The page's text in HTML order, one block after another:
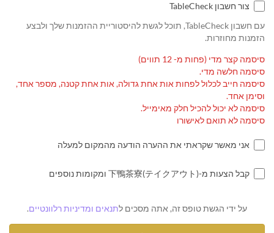
צור חשבון TableCheck
עם חשבון TableCheck, תוכל לגשת להיסטוריית ההזמנות שלך ולבצע
הזמנות מחוזרות.
סיסמה קצר מדי (פחות מ- 12 תווים)
סיסמה חלשה מדי.
סיסמה חייב לכלול לפחות אות אחת גדולה, אות אחת קטנה, מספר אחד,
וסימן אחד.
סיסמה לא יכול להכיל חלק מאימייל.
סיסמה לא תואם לאישורו
אני מאשר שקראתי את ההערה הודעה מהמקום למעלה
קבל הצעות מ-下鴨茶寮(テイクアウト) ומקומות נוספים
על ידי הגשת טופס זה, אתה מסכים לתנאים ומדיניות רלוונטיים.